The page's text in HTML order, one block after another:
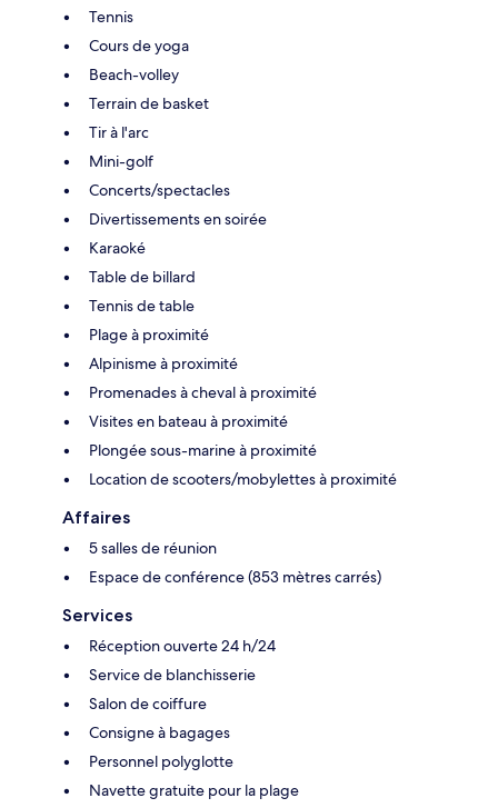
Tennis
Cours de yoga
Beach-volley
Terrain de basket
Tir à l'arc
Mini-golf
Concerts/spectacles
Divertissements en soirée
Karaoké
Table de billard
Tennis de table
Plage à proximité
Alpinisme à proximité
Promenades à cheval à proximité
Visites en bateau à proximité
Plongée sous-marine à proximité
Location de scooters/mobylettes à proximité
Affaires
5 salles de réunion
Espace de conférence (853 mètres carrés)
Services
Réception ouverte 24 h/24
Service de blanchisserie
Salon de coiffure
Consigne à bagages
Personnel polyglotte
Navette gratuite pour la plage